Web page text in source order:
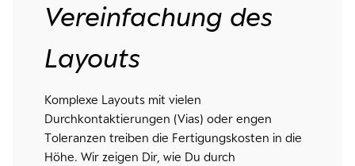
Vereinfachung des
Layouts
Komplexe Layouts mit vielen
Durchkontaktierungen (Vias) oder engen
Toleranzen treiben die Fertigungskosten in die
Höhe. Wir zeigen Dir, wie Du durch